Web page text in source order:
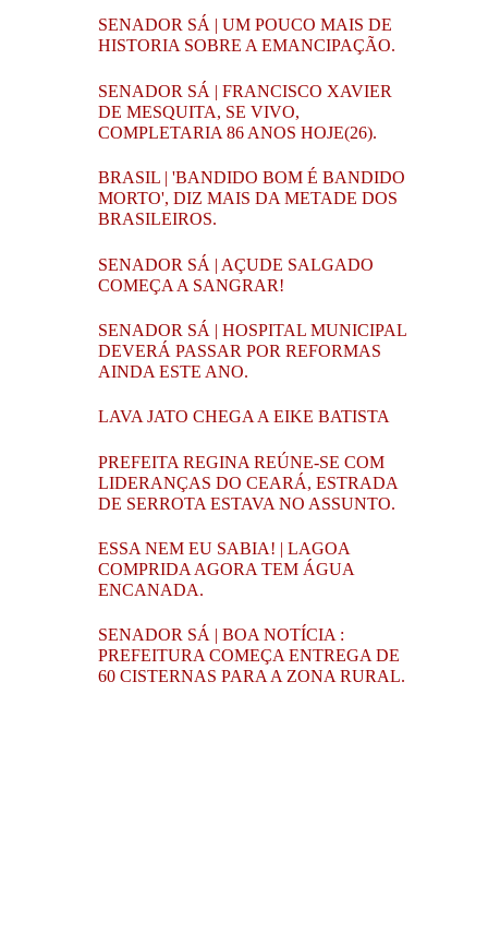
SENADOR SÁ | UM POUCO MAIS DE
HISTORIA SOBRE A EMANCIPAÇÃO.
SENADOR SÁ | FRANCISCO XAVIER
DE MESQUITA, SE VIVO,
COMPLETARIA 86 ANOS HOJE(26).
BRASIL | 'BANDIDO BOM É BANDIDO
MORTO', DIZ MAIS DA METADE DOS
BRASILEIROS.
SENADOR SÁ | AÇUDE SALGADO
COMEÇA A SANGRAR!
SENADOR SÁ | HOSPITAL MUNICIPAL
DEVERÁ PASSAR POR REFORMAS
AINDA ESTE ANO.
LAVA JATO CHEGA A EIKE BATISTA
PREFEITA REGINA REÚNE-SE COM
LIDERANÇAS DO CEARÁ, ESTRADA
DE SERROTA ESTAVA NO ASSUNTO.
ESSA NEM EU SABIA! | LAGOA
COMPRIDA AGORA TEM ÁGUA
ENCANADA.
SENADOR SÁ | BOA NOTÍCIA :
PREFEITURA COMEÇA ENTREGA DE
60 CISTERNAS PARA A ZONA RURAL.